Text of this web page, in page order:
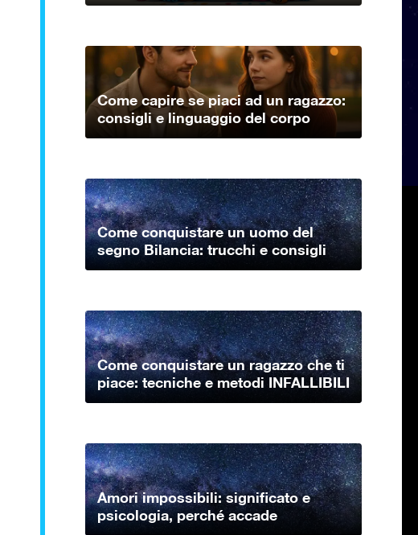
Come capire se piaci ad un ragazzo:
consigli e linguaggio del corpo
Come conquistare un uomo del
segno Bilancia: trucchi e consigli
Come conquistare un ragazzo che ti
piace: tecniche e metodi INFALLIBILI
Amori impossibili: significato e
psicologia, perché accade